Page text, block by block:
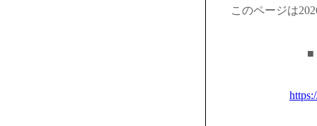
このページは
■